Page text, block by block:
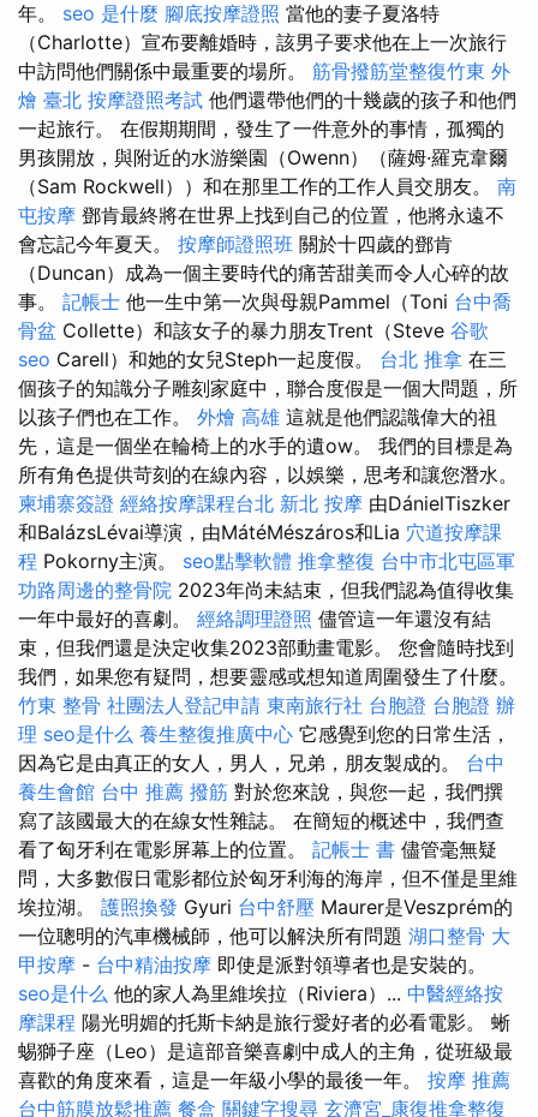
年。 seo 是什麼 腳底按摩證照 當他的妻子夏洛特
（Charlotte）宣布要離婚時，該男子要求他在上一次旅行
中訪問他們關係中最重要的場所。 筋骨撥筋堂整復竹東 外
燴 臺北 按摩證照考試 他們還帶他們的十幾歲的孩子和他們
一起旅行。 在假期期間，發生了一件意外的事情，孤獨的
男孩開放，與附近的水游樂園（Owenn）（薩姆·羅克韋爾
（Sam Rockwell））和在那里工作的工作人員交朋友。 南
屯按摩 鄧肯最終將在世界上找到自己的位置，他將永遠不
會忘記今年夏天。 按摩師證照班 關於十四歲的鄧肯
（Duncan）成為一個主要時代的痛苦甜美而令人心碎的故
事。 記帳士 他一生中第一次與母親Pammel（Toni 台中喬
骨盆 Collette）和該女子的暴力朋友Trent（Steve 谷歌
seo Carell）和她的女兒Steph一起度假。 台北 推拿 在三
個孩子的知識分子雕刻家庭中，聯合度假是一個大問題，所
以孩子們也在工作。 外燴 高雄 這就是他們認識偉大的祖
先，這是一個坐在輪椅上的水手的遺ow。 我們的目標是為
所有角色提供苛刻的在線內容，以娛樂，思考和讓您潛水。
柬埔寨簽證 經絡按摩課程台北 新北 按摩 由DánielTiszker
和BalázsLévai導演，由MátéMészáros和Lia 穴道按摩課
程 Pokorny主演。 seo點擊軟體 推拿整復 台中市北屯區軍
功路周邊的整骨院 2023年尚未結束，但我們認為值得收集
一年中最好的喜劇。 經絡調理證照 儘管這一年還沒有結
束，但我們還是決定收集2023部動畫電影。 您會隨時找到
我們，如果您有疑問，想要靈感或想知道周圍發生了什麼。
竹東 整骨 社團法人登記申請 東南旅行社 台胞證 台胞證 辦
理 seo是什么 養生整復推廣中心 它感覺到您的日常生活，
因為它是由真正的女人，男人，兄弟，朋友製成的。 台中
養生會館 台中 推薦 撥筋 對於您來說，與您一起，我們撰
寫了該國最大的在線女性雜誌。 在簡短的概述中，我們查
看了匈牙利在電影屏幕上的位置。 記帳士 書 儘管毫無疑
問，大多數假日電影都位於匈牙利海的海岸，但不僅是里維
埃拉湖。 護照換發 Gyuri 台中舒壓 Maurer是Veszprém的
一位聰明的汽車機械師，他可以解決所有問題 湖口整骨 大
甲按摩 - 台中精油按摩 即使是派對領導者也是安裝的。
seo是什么 他的家人為里維埃拉（Riviera）... 中醫經絡按
摩課程 陽光明媚的托斯卡納是旅行愛好者的必看電影。 蜥
蜴獅子座（Leo）是這部音樂喜劇中成人的主角，從班級最
喜歡的角度來看，這是一年級小學的最後一年。 按摩 推薦
台中筋膜放鬆推薦 餐盒 關鍵字搜尋 玄濟宮_康復推拿整復